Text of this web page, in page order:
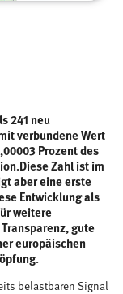
241 neu
verbundene Wert
Prozent des
Zahl ist im
aber eine erste
Entwicklung als
weitere
gute
europäischen
belastbaren Signal